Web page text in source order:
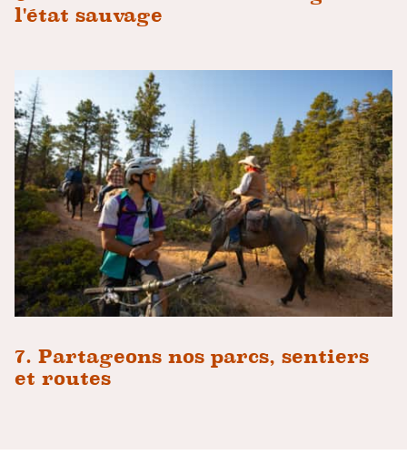
l'état sauvage
7. Partageons nos parcs, sentiers
et routes